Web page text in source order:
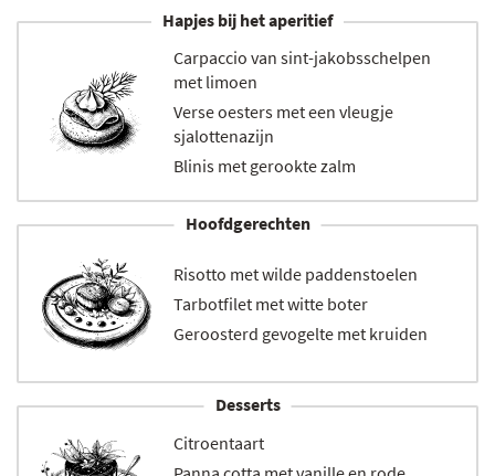
Hapjes bij het aperitief
Carpaccio van sint-jakobsschelpen
met limoen
Verse oesters met een vleugje
sjalottenazijn
Blinis met gerookte zalm
Hoofdgerechten
Risotto met wilde paddenstoelen
Tarbotfilet met witte boter
Geroosterd gevogelte met kruiden
Desserts
Citroentaart